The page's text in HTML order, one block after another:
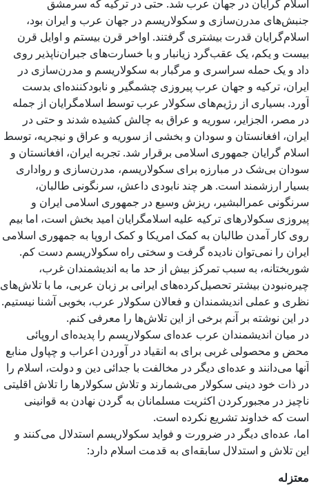
اسلام گرایان در جهان عرب شد. حتی در ترکیه که سرمشق
جنبش‌های مدرن‌سازی و سکولاریسم در جهان عرب و ایران بود،
اسلام‌گرایان قدرت بیشتری گرفتند. اواخر قرن بیستم و اوایل قرن
بیست و یکم، یک عقب‌گرد زیانبار و با خسارت‌های جبران‌ناپذیر روی
داد و یک حمله سراسری و مرگبار به سکولاریسم و مدرن‌سازی در
ایران، ترکیه و جهان عرب پیروزی چشمگیر و نابودکننده‌ای بدست
آورد. بسیاری از رژیم‌های سکولار عرب توسط اسلامگرایان از جمله
در مصر، الجزایر، سوریه و عراق به چالش کشیده شدند و حتی در
ایران، افغانستان و سودان و بخشی از سوریه و عراق و نیجریه، توسط
اسلام گرایان جمهوری اسلامی برقرار شد. تجربه ایران، افغانستان و
سودان بی‌شک در مبارزه برای سکولاریسم، مدرن‌سازی و رواداری
بسیار ارزشمند است. هر چند نابودی داعش، سرنگونی طالبان،
سرنگونی عمرالبشیر، ریزش وسیع در جمهوری اسلامی ایران و
پیروزی سکولارهای ترکیه علیه اسلامگرایان امید بخش است، اما بیم
روی کار آمدن طالبان به کمک امریکا و کمک اروپا به جمهوری اسلامی
ایران را نمی‌توان نادیده گرفت و سختی راه سکولاریسم دست کم.
شوربختانه، به سبب تمرکز بیش از حد ما به اندیشمندان غرب،
چیره‌نبودن بیشتر تحصیل‌کرده‌های ایرانی بر زبان عربی، ما با تلاش‌های
نظری و عملی اندیشمندان و فعالان سکولار عرب، بخوبی آشنا نیستیم.
در این نوشته بر آنم برخی از این تلاش‌ها را معرفی کنم.
در میان اندیشمندان عرب عده‌ای سکولاریسم را پدیده‌ای اروپائی
محض و محصولی غربی برای به انقیاد در آوردن اعراب و چپاول منابع
آنها می‌دانند و عده‌ای دیگر در مخالفت با جدائی دین و دولت، اسلام را
در ذات خود دینی سکولار می‌شمارند و تلاش سکولارها را تلاش اقلیتی
ناچیز در مجبورکردن اکثریت مسلمانان به گردن نهادن به قوانینی
است که خداوند تشریع نکرده است.
اما، عده‌ای دیگر در ضرورت و فواید سکولاریسم استدلال می‌کنند و
این تلاش و استدلال سابقه‌ای به قدمت اسلام دارد:
معتزله